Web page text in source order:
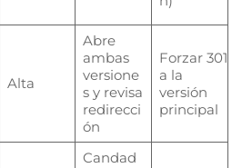
Alta
Abre
ambas
versione
s y revisa
redirecci
ón
Forzar 301
a la
versión
principal
Candad